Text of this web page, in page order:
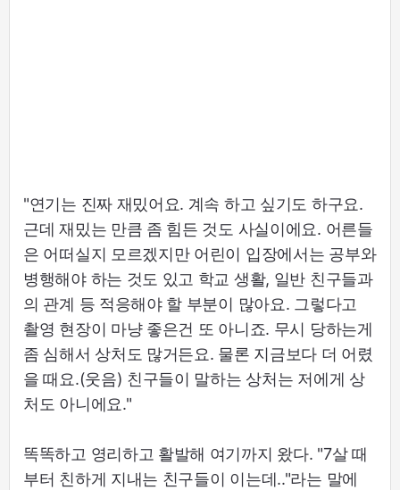
"연기는 진짜 재밌어요. 계속 하고 싶기도 하구요.
근데 재밌는 만큼 좀 힘든 것도 사실이에요. 어른들
은 어떠실지 모르겠지만 어린이 입장에서는 공부와
병행해야 하는 것도 있고 학교 생활, 일반 친구들과
의 관계 등 적응해야 할 부분이 많아요. 그렇다고
촬영 현장이 마냥 좋은건 또 아니죠. 무시 당하는게
좀 심해서 상처도 많거든요. 물론 지금보다 더 어렸
을 때요.(웃음) 친구들이 말하는 상처는 저에게 상
처도 아니에요."
똑똑하고 영리하고 활발해 여기까지 왔다. "7살 때
부터 친하게 지내는 친구들이 이는데.."라는 말에